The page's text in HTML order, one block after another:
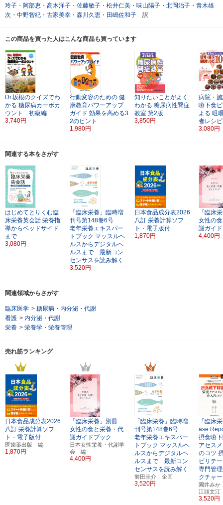
玲子 ・ 阿部恵 ・ 高木洋子 ・ 佐藤敏子 ・ 松井仁美 ・ 味山陽子 ・ 北岡治子 ・ 青木雄
次 ・ 中野智紀 ・ 古家美幸 ・ 森川久恵 ・ 田嶋佐和子 訳
この商品を買った人はこんな商品も買っています
Dr.坂根のクイズでわ
かる 糖尿病カーボカ
ウント 初級編
3,740円
行動変容のための 健
康教育パワーアップ
ガイド 効果を高める3
2のヒント
1,980円
知りたいことがよく
わかる 糖尿病性腎症
教室 第2版
3,850円
病院・
嚥下食
よる 咀
者レシ
3,080円
関連する本をさがす
はじめてとりくむ臨
床栄養英会話 栄養指
導からベッドサイド
まで
3,080円
「臨床栄養」臨時増
刊号第148巻6号
老年栄養エキスパー
トブック マッスルヘ
ルスからデジタルヘ
ルスまで 最新コン
センサスを読み解く
3,520円
日本食品成分表2026
八訂 栄養計算ソフ
ト・電子版付
1,870円
「臨床
女性の
謝ガイ
4,400円
関連領域からさがす
臨床医学 > 糖尿病・内分泌・代謝
看護 > 内分泌・代謝
栄養 > 栄養学・栄養管理
売れ筋ランキング
日本食品成分表2026
八訂 栄養計算ソフ
ト・電子版付
医歯薬出版 編
1,870円
「臨床栄養」別冊
女性の食と栄養・代
謝ガイドブック
日本女性栄養・代謝学
会 編
4,400円
「臨床栄養」臨時増
刊号第148巻6号
老年栄養エキスパー
トブック マッスルヘ
ルスからデジタルヘ
ルスまで 最新コン
センサスを読み解く
前田圭介 企画
3,520円
「臨床
ase
摂食嚥
アセス
のコツ
ビリテ
専門管
クチャ
園井みか
江頭文
3,520円